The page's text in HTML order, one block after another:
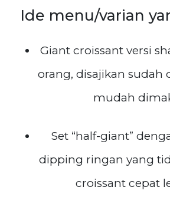
Ide menu/varian
Giant croissant versi
orang, disajikan sudah
mudah
Set “half-giant”
dipping ringan yang
croissant cepat